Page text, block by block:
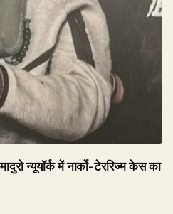
न्यूयॉर्क में नार्को-टेररिज्म केस का